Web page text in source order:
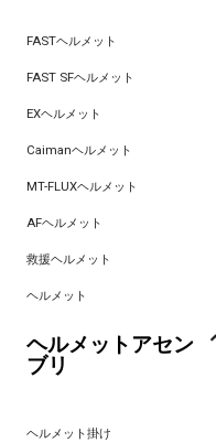
FASTヘルメット
FAST SFヘルメット
EXヘルメット
Caimanヘルメット
MT-FLUXヘルメット
AFヘルメット
救援ヘルメット
ヘルメット
ヘルメットアセン
ブリ
ヘルメット掛け